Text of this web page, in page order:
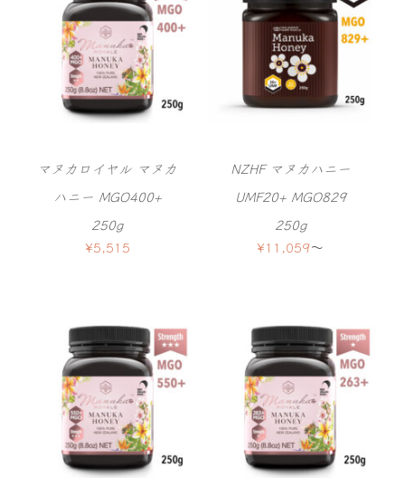
マヌカロイヤル マヌカ
ハニー MGO400+
250g
¥5,515
NZHF マヌカハニー
UMF20+ MGO829
250g
¥11,059〜